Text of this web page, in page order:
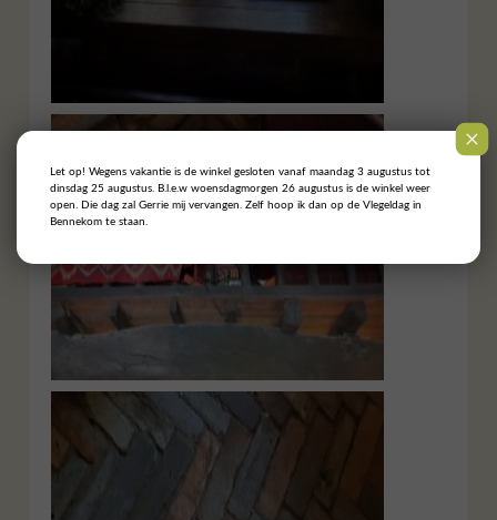
Let op! Wegens vakantie is de winkel gesloten vanaf maandag 3 augustus tot
dinsdag 25 augustus. B.l.e.w woensdagmorgen 26 augustus is de winkel weer
open. Die dag zal Gerrie mij vervangen. Zelf hoop ik dan op de Vlegeldag in
Bennekom te staan.